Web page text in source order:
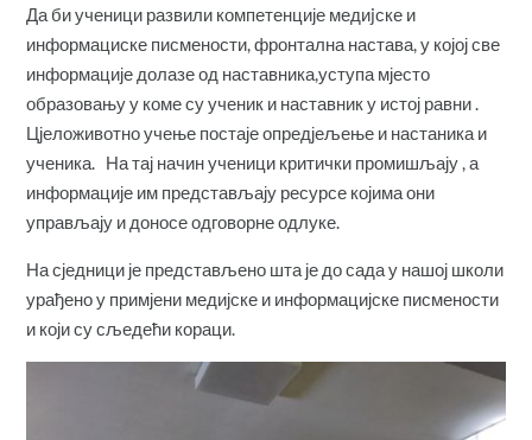
Да би ученици развили компетенције медиjске и
информациске писмености, фронтална настава, у којој све
информације долазе од наставника,уступа мјесто
образовању у коме су ученик и наставник у истој равни .
Цјеложивотно учење постаје опредјељење и настаника и
ученика. На тај начин ученици критички промишљају , а
информације им представљају ресурсе којима они
управљају и доносе одговорне одлуке.
На сједници је представљено шта је до сада у нашој школи
урађено у примјени медијске и информацијске писмености
и који су сљедећи кораци.